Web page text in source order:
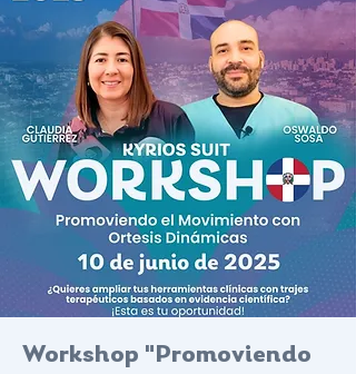
Workshop "Promoviendo